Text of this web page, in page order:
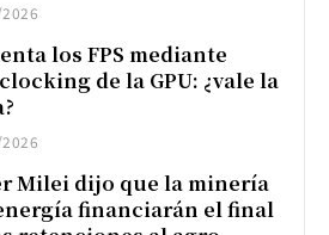
los FPS mediante
de la GPU: ¿vale la
Milei dijo que la minería
financiarán el final